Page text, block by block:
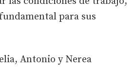
para sus
Antonio y Nerea